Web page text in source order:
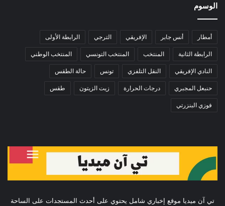
الوسوم
أمطار أنس جابر الإفريقي الترجي الرابطة الأولى
الرابطة الثانية المنتخب المنتخب التونسي المنتخب الوطني
النادي الإفريقي النقل التلفزي تونس حالة الطقس
حنبعل المجبري درجات الحرارة زيت الزيتون طقس
فوزي البنزرتي
تي آن ميديا موقع إخباري شامل يحتوي على أحدث المستجدات على الساحة